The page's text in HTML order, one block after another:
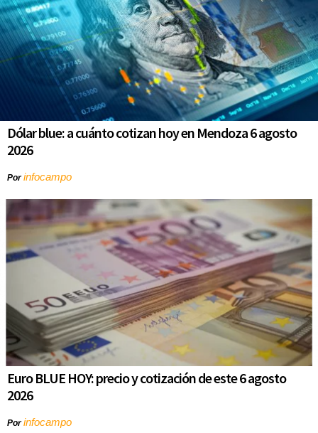
Dólar blue: a cuánto cotizan hoy en Mendoza 6 agosto
2026
Porinfocampo
Euro BLUE HOY: precio y cotización de este 6 agosto
2026
Porinfocampo